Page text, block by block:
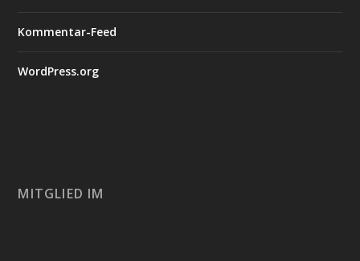
Kommentar-Feed
WordPress.org
MITGLIED IM